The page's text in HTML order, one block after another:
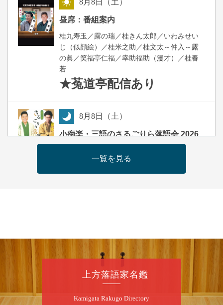
昼席：番組案内
桂九寿玉／露の瑞／桂きん太郎／いわみせい
じ（似顔絵）／桂米之助／桂文太～仲入～露
の眞／笑福亭仁福／幸助福助（漫才）／桂春
若
★菟道亭配信あり
8月8日（土）
小痴楽・三語のさるごりら落語会 2026
開演：午後6時（5時30分開場）全席指定
前売3,500円 当日4,000円
第98回 桂慶枝の早起き寄席～親子の噺
スペシャル～
僧」／桂三実「ワンワン」／桂慶枝「せんた
開演：午前10時（9時30分開場）1F全席指
一覧を見る
上方落語家名鑑
Kamigata Rakugo Directory